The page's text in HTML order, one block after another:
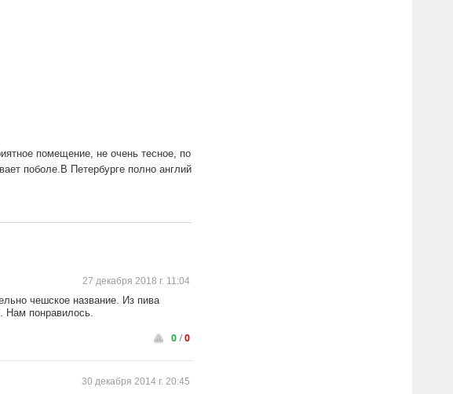
помещение, не очень тесное, по
поболе.В Петербурге полно англий
27 декабря 2018 г. 11:04
чешское название. Из пива
Нам понравилось.
0/0
30 декабря 2014 г. 20:45